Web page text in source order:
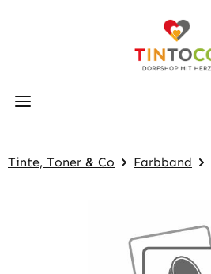
Tinte, Toner & Co Farbband